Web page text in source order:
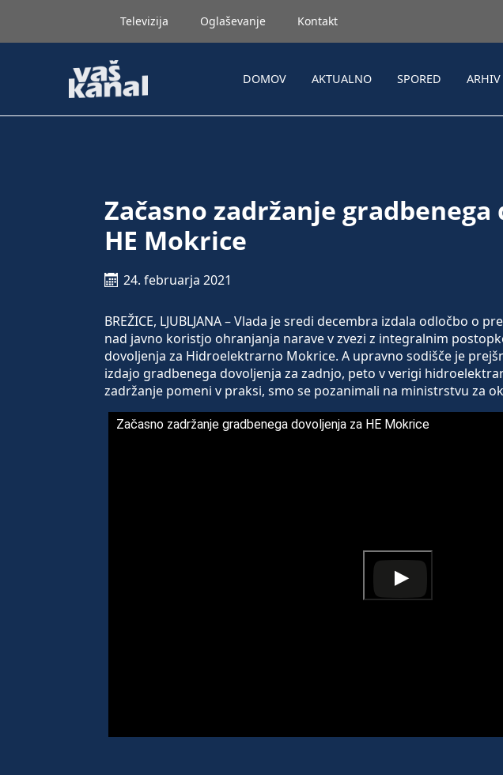
Televizija Oglaševanje Kontakt
DOMOV AKTUALNO SPORED
Začasno zadržanje
HE Mokrice
24. februarja 2021
BREŽICE, LJUBLJANA – Vlada je sredi decembra izdala odločbo o
nad javno koristjo ohranjanja narave v zvezi z integralnim
dovoljenja za Hidroelektrarno Mokrice. A upravno sodišče je
izdajo gradbenega dovoljenja za zadnjo, peto v verigi
zadržanje pomeni v praksi, smo se pozanimali na ministrstvu za
Začasno zadržanje gradbenega dovoljenja za HE Mokrice